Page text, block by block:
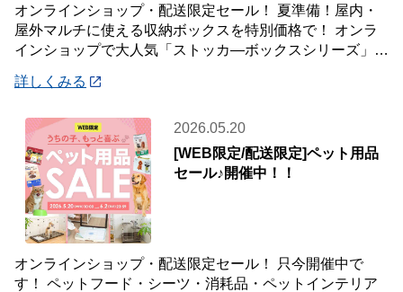
オンラインショップ・配送限定セール！ 夏準備！屋内・
屋外マルチに使える収納ボックスを特別価格で！ オンラ
インショップで大人気「ストッカ―ボックスシリーズ」
詳しくみる
2026.05.20
[WEB限定/配送限定]ペット用品
セール♪開催中！！
オンラインショップ・配送限定セール！ 只今開催中で
す！ ペットフード・シーツ・消耗品・ペットインテリア